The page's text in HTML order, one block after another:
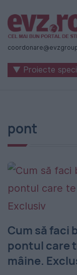
Știri
naționale
internaționale
-
Evenimentul
Zilei
▼ Proiecte
pont
Cum să faci
pontul care
mâine.